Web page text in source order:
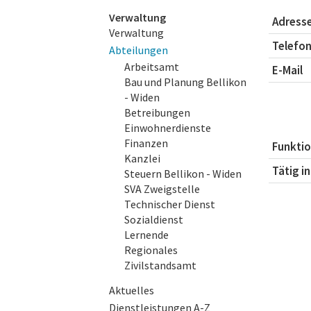
Subnavigation
Verwaltung
Verwaltung
Abteilungen
Arbeitsamt
Bau und Planung Bellikon
- Widen
Betreibungen
Einwohnerdienste
Finanzen
Kanzlei
Steuern Bellikon - Widen
SVA Zweigstelle
Technischer Dienst
Sozialdienst
Lernende
Regionales
Zivilstandsamt
Aktuelles
Dienstleistungen A-Z
Telefon
E-Mail
Tätig in